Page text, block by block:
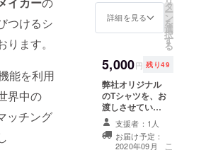
つけるシ
ます。
能を利用
界中の
ッチング
料にさ
せてい
ただき
ます。
サイズ
はMサ
イズ展
開のみ
になり
詳細を見る
タ
ー
ン
を
選
択
す
る
5,000円 残り49
弊社オリジナル
のTシャツを、お
渡しさせていた
だきます。 サイ
ズはMサイズ展
開のみになりま
支援者：1人
お届け予定：
2020年09月
こ